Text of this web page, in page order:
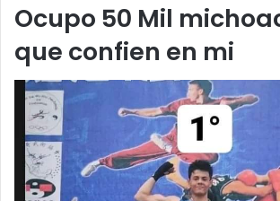
Ocupo 50 Mil
que confien en mi